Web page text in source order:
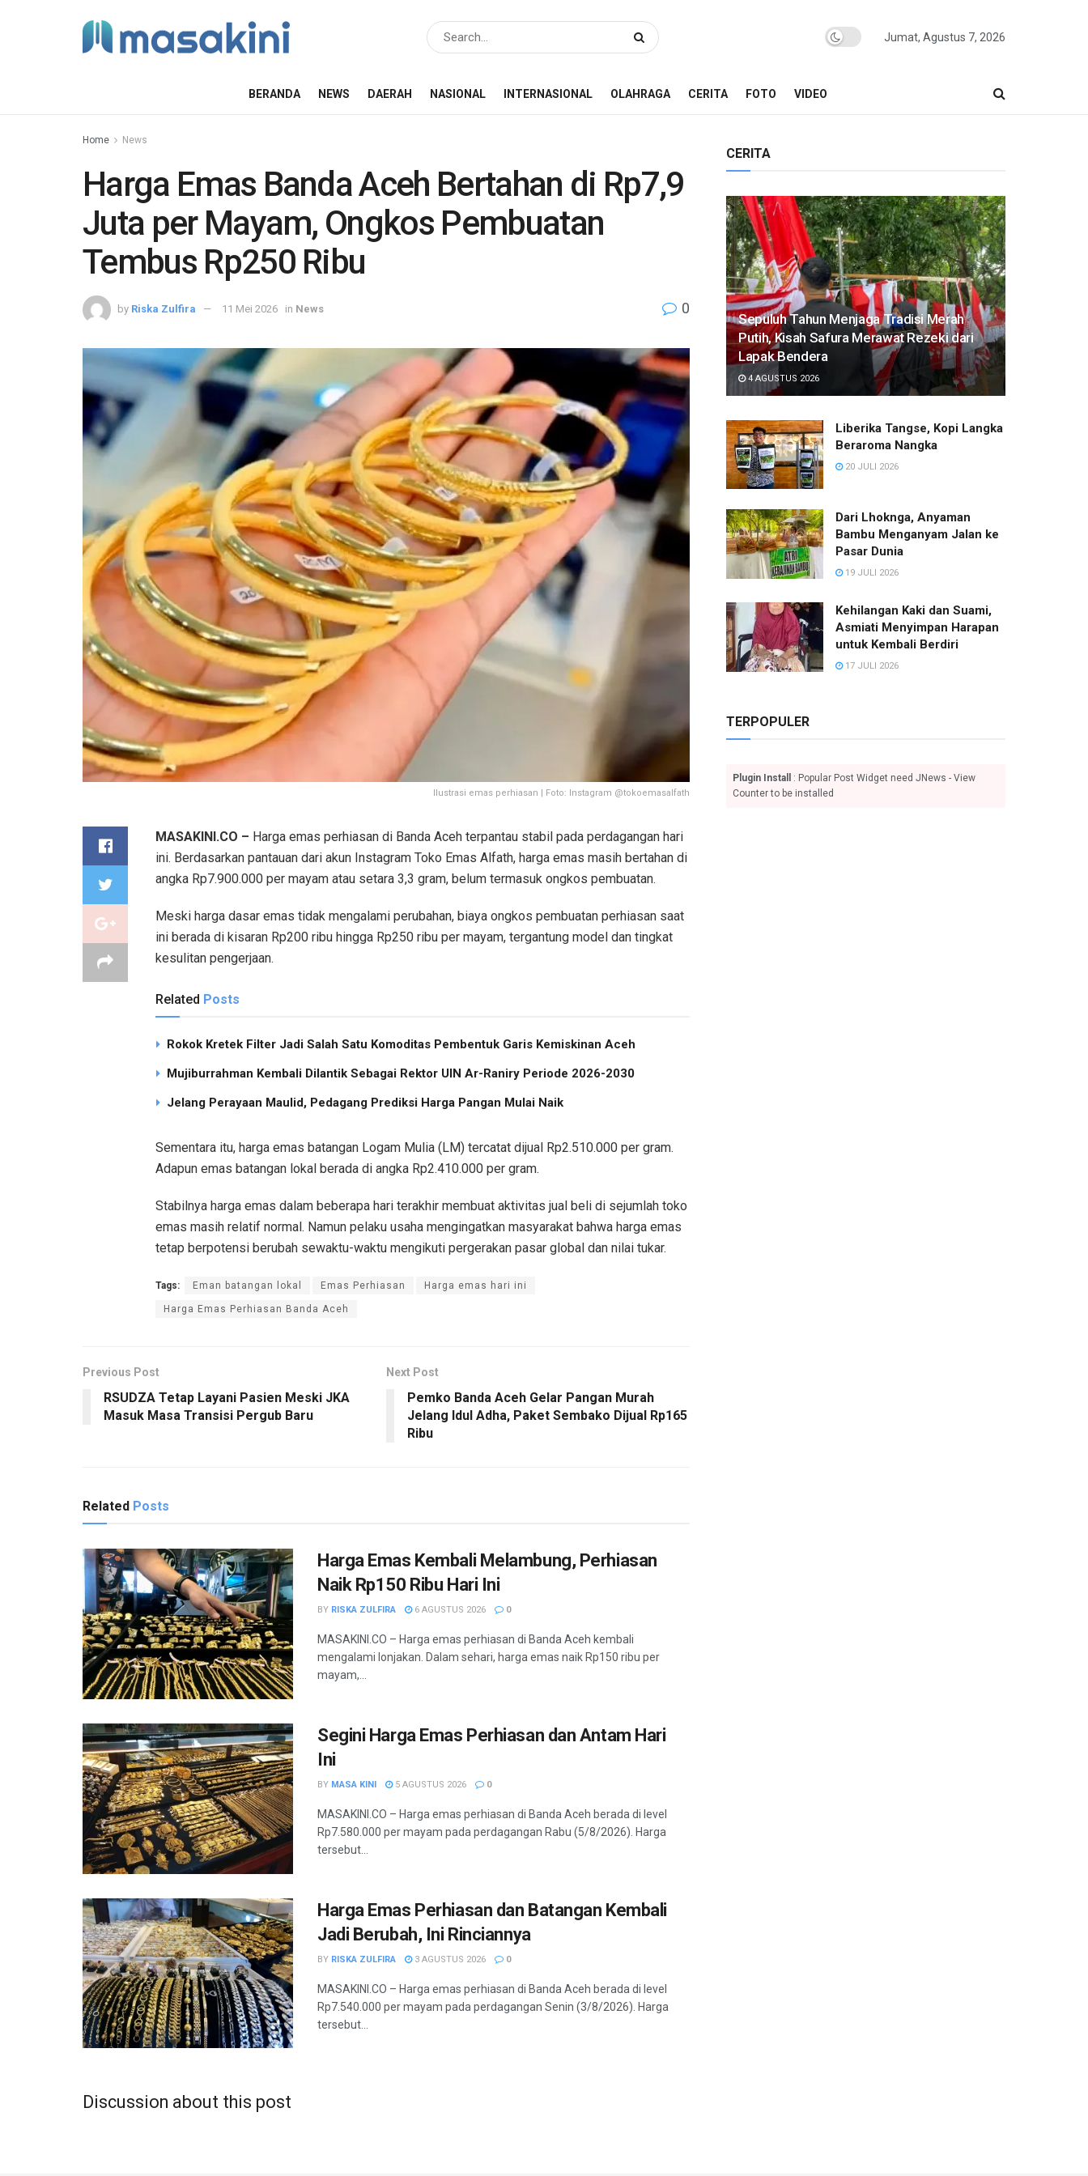
Jumat, Agustus 7, 2026
BERANDA NEWS DAERAH NASIONAL INTERNASIONAL OLAHRAGA CERITA FOTO VIDEO
Home News
Harga Emas Banda Aceh Bertahan di Rp7,9
Juta per Mayam, Ongkos Pembuatan
Tembus Rp250 Ribu
by Riska Zulfira 11 Mei 2026 in News 0
Ilustrasi emas perhiasan | Foto: Instagram @tokoemasalfath
MASAKINI.CO – Harga emas perhiasan di Banda Aceh terpantau stabil pada perdagangan hari
ini. Berdasarkan pantauan dari akun Instagram Toko Emas Alfath, harga emas masih bertahan di
angka Rp7.900.000 per mayam atau setara 3,3 gram, belum termasuk ongkos pembuatan.
Meski harga dasar emas tidak mengalami perubahan, biaya ongkos pembuatan perhiasan saat
ini berada di kisaran Rp200 ribu hingga Rp250 ribu per mayam, tergantung model dan tingkat
kesulitan pengerjaan.
Related Posts
Rokok Kretek Filter Jadi Salah Satu Komoditas Pembentuk Garis Kemiskinan Aceh
Mujiburrahman Kembali Dilantik Sebagai Rektor UIN Ar-Raniry Periode 2026-2030
Jelang Perayaan Maulid, Pedagang Prediksi Harga Pangan Mulai Naik
Sementara itu, harga emas batangan Logam Mulia (LM) tercatat dijual Rp2.510.000 per gram.
Adapun emas batangan lokal berada di angka Rp2.410.000 per gram.
Stabilnya harga emas dalam beberapa hari terakhir membuat aktivitas jual beli di sejumlah toko
emas masih relatif normal. Namun pelaku usaha mengingatkan masyarakat bahwa harga emas
tetap berpotensi berubah sewaktu-waktu mengikuti pergerakan pasar global dan nilai tukar.
Tags: Eman batangan lokal Emas Perhiasan Harga emas hari ini
Harga Emas Perhiasan Banda Aceh
Previous Post
RSUDZA Tetap Layani Pasien Meski JKA
Masuk Masa Transisi Pergub Baru
Next Post
Pemko Banda Aceh Gelar Pangan Murah
Jelang Idul Adha, Paket Sembako Dijual Rp165
Ribu
Related Posts
Harga Emas Kembali Melambung, Perhiasan
Naik Rp150 Ribu Hari Ini
BY RISKA ZULFIRA 6 AGUSTUS 2026 0
MASAKINI.CO – Harga emas perhiasan di Banda Aceh kembali
mengalami lonjakan. Dalam sehari, harga emas naik Rp150 ribu per
mayam,...
Segini Harga Emas Perhiasan dan Antam Hari
Ini
BY MASA KINI 5 AGUSTUS 2026 0
MASAKINI.CO – Harga emas perhiasan di Banda Aceh berada di level
Rp7.580.000 per mayam pada perdagangan Rabu (5/8/2026). Harga
tersebut...
Harga Emas Perhiasan dan Batangan Kembali
Jadi Berubah, Ini Rinciannya
BY RISKA ZULFIRA 3 AGUSTUS 2026 0
MASAKINI.CO – Harga emas perhiasan di Banda Aceh berada di level
Rp7.540.000 per mayam pada perdagangan Senin (3/8/2026). Harga
tersebut...
Discussion about this post
CERITA
Sepuluh Tahun Menjaga Tradisi Merah
Putih, Kisah Safura Merawat Rezeki dari
Lapak Bendera
4 AGUSTUS 2026
Liberika Tangse, Kopi Langka
Beraroma Nangka
20 JULI 2026
Dari Lhoknga, Anyaman
Bambu Menganyam Jalan ke
Pasar Dunia
19 JULI 2026
Kehilangan Kaki dan Suami,
Asmiati Menyimpan Harapan
untuk Kembali Berdiri
17 JULI 2026
TERPOPULER
Plugin Install
: Popular Post Widget need JNews - View
Counter to be installed